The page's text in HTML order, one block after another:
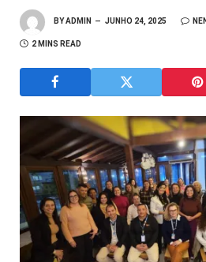
BYADMIN JUNHO 24, 2025
2 MINS READ